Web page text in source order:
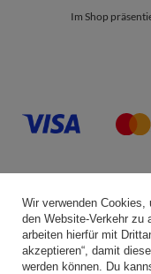
Im Shop
Wir verwenden Cookies,
den Website-Verkehr zu
arbeiten hierfür mit
akzeptieren“, damit
werden können. Du